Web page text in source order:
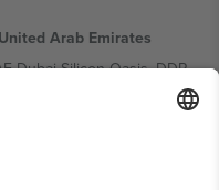
United Arab Emirates
Dubai Silicon Oasis, DDP
A1, Office 302, Dubai,